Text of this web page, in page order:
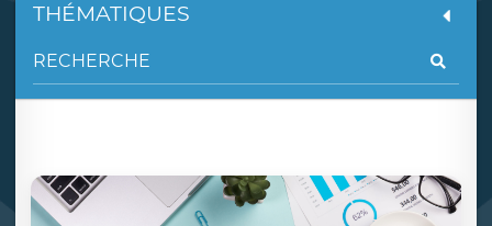
THÉMATIQUES